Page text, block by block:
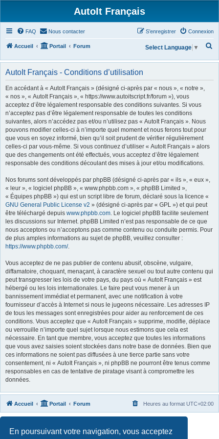
En poursuivant votre navigation, vous acceptez
AutoIt Français
FAQ Nous contacter Connexion
S’enregistrer
Accueil Portail Forum
h
Select Language ▼
AutoIt Français - Conditions d’utilisation
En accédant à « AutoIt Français » (désigné ci-après par « nous », « notre »,
« nos », « AutoIt Français », « https://www.autoitscript.fr/forum »), vous
acceptez d’être légalement responsable des conditions suivantes. Si vous
n’acceptez pas d’être légalement responsable de toutes les conditions
suivantes, alors n’accédez pas et/ou n’utilisez pas « AutoIt Français ». Nous
pouvons modifier celles-ci à n’importe quel moment et nous ferons tout pour
que vous en soyez informé, bien qu’il soit prudent de vérifier régulièrement
celles-ci par vous-même. Si vous continuez d’utiliser « AutoIt Français » alors
que des changements ont été effectués, vous acceptez d’être légalement
responsable des conditions découlant des mises à jour et/ou modifications.
Nos forums sont développés par phpBB (désigné ci-après par « ils », « eux »,
« leur », « logiciel phpBB », « www.phpbb.com », « phpBB Limited »,
« Équipes phpBB ») qui est un script libre de forum, déclaré sous la licence «
GNU General Public License v2 » (désigné ci-après par « GPL ») et qui peut
être téléchargé depuis www.phpbb.com. Le logiciel phpBB facilite seulement
les discussions sur Internet. phpBB Limited n’est pas responsable de ce que
nous acceptons ou n’acceptons pas comme contenu ou conduite permis. Pour
de plus amples informations au sujet de phpBB, veuillez consulter :
https://www.phpbb.com/.
Vous acceptez de ne pas publier de contenu abusif, obscène, vulgaire,
diffamatoire, choquant, menaçant, à caractère sexuel ou tout autre contenu qui
peut transgresser les lois de votre pays, du pays où « AutoIt Français » est
hébergé ou les lois internationales. Le faire peut vous mener à un
bannissement immédiat et permanent, avec une notification à votre
fournisseur d’accès à Internet si nous le jugeons nécessaire. Les adresses IP
de tous les messages sont enregistrées pour aider au renforcement de ces
conditions. Vous acceptez que « AutoIt Français » supprime, modifie, déplace
ou verrouille n’importe quel sujet lorsque nous estimons que cela est
nécessaire. En tant que membre, vous acceptez que toutes les informations
que vous avez saisies soient stockées dans notre base de données. Bien que
ces informations ne soient pas diffusées à une tierce partie sans votre
consentement, ni « AutoIt Français », ni phpBB ne pourront être tenus comme
responsables en cas de tentative de piratage visant à compromettre les
données.
Accueil Portail Forum Heures au format UTC+02:00
Traduit parphpBB-fr.com